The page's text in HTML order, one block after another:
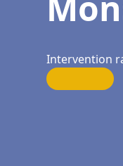
Intervention